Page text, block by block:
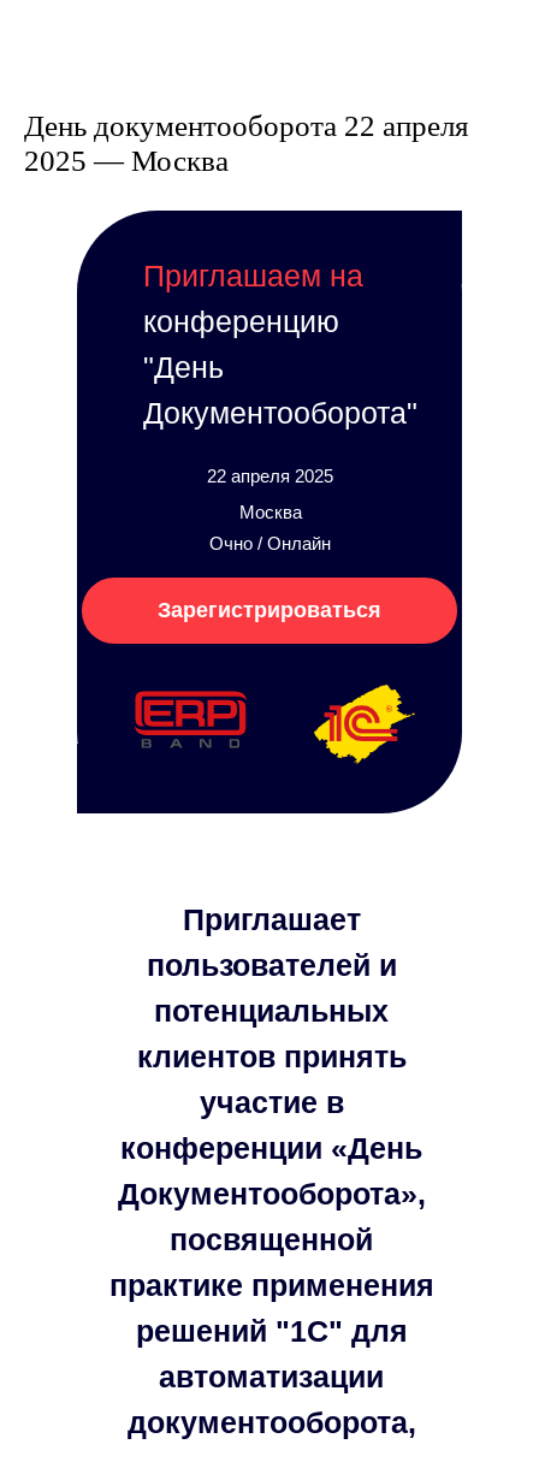
День документооборота 22 апреля
2025 — Москва
Приглашаем на
конференцию
"День
Документооборота"
Зарегистрироваться
22 апреля 2025
Москва
Очно / Онлайн
Приглашает
пользователей и
потенциальных
клиентов принять
участие в
конференции «День
Документооборота»,
посвященной
практике применения
решений "1С" для
автоматизации
документооборота,